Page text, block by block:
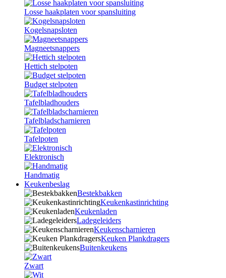
Losse haakplaten voor spansluiting
Kogelsnapsloten
Magneetsnappers
Hettich stelpoten
Budget stelpoten
Tafelbladhouders
Tafelbladscharnieren
Tafelpoten
Elektronisch
Handmatig
Keukenbeslag
Bestekbakken
Keukenkastinrichting
Keukenladen
Ladegeleiders
Keukenscharnieren
Keuken Plankdragers
Buitenkeukens
Zwart